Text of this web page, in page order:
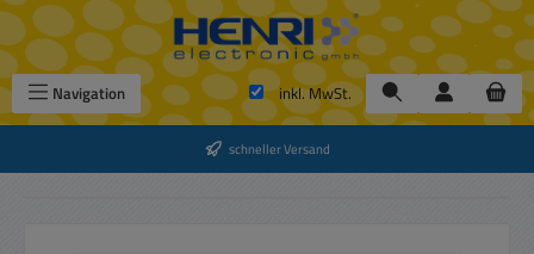
Zum Hauptinhalt springen
Navigation inkl. MwSt.
schneller Versand